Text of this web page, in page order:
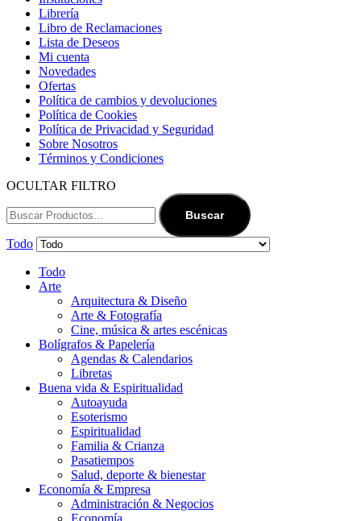
Librería
Libro de Reclamaciones
Lista de Deseos
Mi cuenta
Novedades
Ofertas
Política de cambios y devoluciones
Política de Cookies
Política de Privacidad y Seguridad
Sobre Nosotros
Términos y Condiciones
OCULTAR FILTRO
Buscar
Todo
Todo
Arte
Arquitectura & Diseño
Arte & Fotografía
Cine, música & artes escénicas
Bolígrafos & Papelería
Agendas & Calendarios
Libretas
Buena vida & Espiritualidad
Autoayuda
Esoterismo
Espiritualidad
Familia & Crianza
Pasatiempos
Salud, deporte & bienestar
Economía & Empresa
Administración & Negocios
Economía